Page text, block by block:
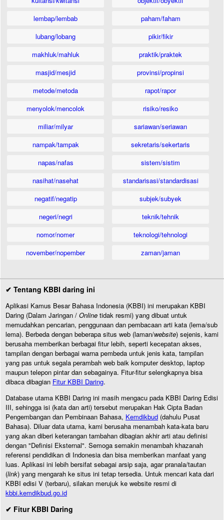
lembap/lembab
lubang/lobang
makhluk/mahluk
masjid/mesjid
metode/metoda
menyolok/mencolok
miliar/milyar
nampak/tampak
napas/nafas
nasihat/nasehat
negatif/negatip
negeri/negri
nomor/nomer
november/nopember
paham/faham
pikir/fikir
praktik/praktek
provinsi/propinsi
rapot/rapor
risiko/resiko
sariawan/seriawan
sekretaris/sekertaris
sistem/sistim
standarisasi/standardisasi
subjek/subyek
teknik/tehnik
teknologi/tehnologi
zaman/jaman
✔ Tentang KBBI daring ini
Aplikasi Kamus Besar Bahasa Indonesia (KBBI) ini merupakan KBBI
Daring (Dalam Jaringan / Online tidak resmi) yang dibuat untuk
memudahkan pencarian, penggunaan dan pembacaan arti kata (lema/sub
lema). Berbeda dengan beberapa situs web (laman/website) sejenis, kami
berusaha memberikan berbagai fitur lebih, seperti kecepatan akses,
tampilan dengan berbagai warna pembeda untuk jenis kata, tampilan
yang pas untuk segala perambah web baik komputer desktop, laptop
maupun telepon pintar dan sebagainya. Fitur-fitur selengkapnya bisa
dibaca dibagian Fitur KBBI Daring.
Database utama KBBI Daring ini masih mengacu pada KBBI Daring Edisi
III, sehingga isi (kata dan arti) tersebut merupakan Hak Cipta Badan
Pengembangan dan Pembinaan Bahasa, Kemdikbud (dahulu Pusat
Bahasa). Diluar data utama, kami berusaha menambah kata-kata baru
yang akan diberi keterangan tambahan dibagian akhir arti atau definisi
dengan "Definisi Eksternal". Semoga semakin menambah khazanah
referensi pendidikan di Indonesia dan bisa memberikan manfaat yang
luas. Aplikasi ini lebih bersifat sebagai arsip saja, agar pranala/tautan
(link) yang mengarah ke situs ini tetap tersedia. Untuk mencari kata dari
KBBI edisi V (terbaru), silakan merujuk ke website resmi di
kbbi.kemdikbud.go.id
✔ Fitur KBBI Daring